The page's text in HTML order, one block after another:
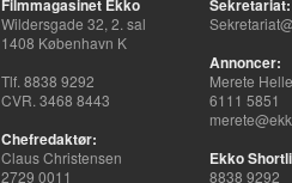
Filmmagasinet Ekko
Wildersgade 32, 2. sal
1408 København K
Tlf. 8838 9292
CVR. 3468 8443
Chefredaktør:
Claus Christensen
2729 0011
Sekretariat:
Annoncer:
Merete
6111 5851
Ekko
8838 9292